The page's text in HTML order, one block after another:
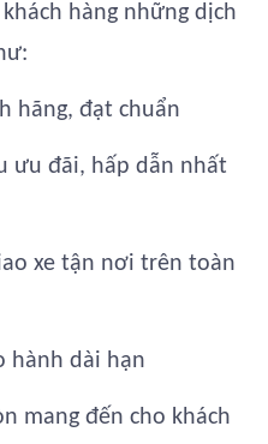
hàng những dịch
hãng, đạt chuẩn
ưu đãi, hấp dẫn nhất
xe tận nơi trên toàn
hành dài hạn
mang đến cho khách